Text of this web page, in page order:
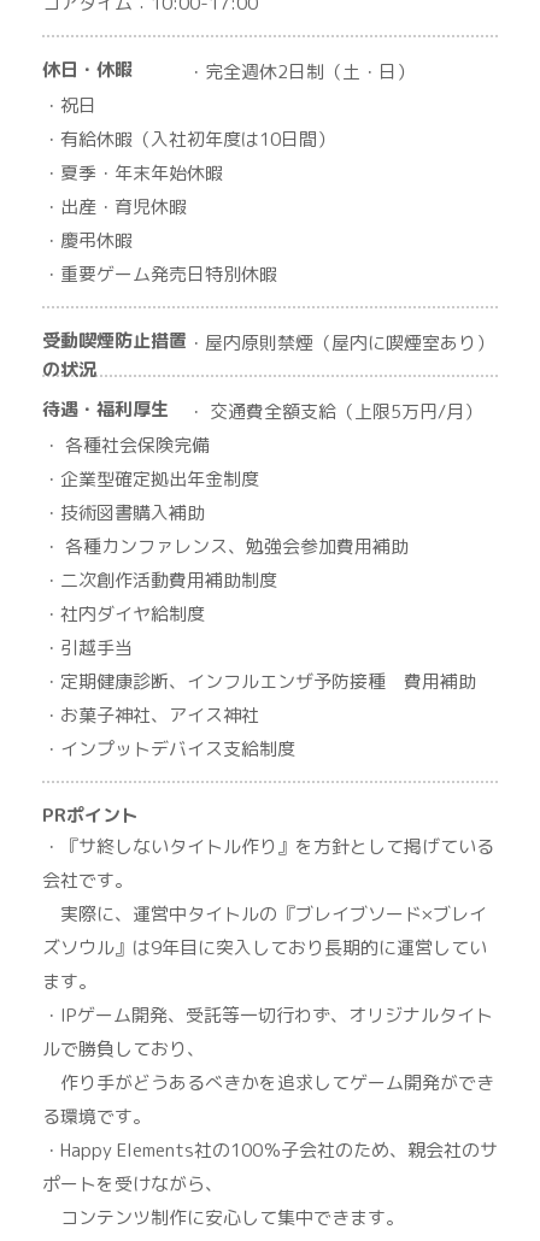
休日・休暇
・完全週休2日制（土・日）
・祝日
・有給休暇（入社初年度は10日間）
・夏季・年末年始休暇
・出産・育児休暇
・慶弔休暇
・重要ゲーム発売日特別休暇
受動喫煙防止措置
の状況
・屋内原則禁煙（屋内に喫煙室あり）
待遇・福利厚生
・ 交通費全額支給（上限5万円/月）
・ 各種社会保険完備
・企業型確定拠出年金制度
・技術図書購入補助
・ 各種カンファレンス、勉強会参加費用補助
・二次創作活動費用補助制度
・社内ダイヤ給制度
・引越手当
・定期健康診断、インフルエンザ予防接種 費用補助
・お菓子神社、アイス神社
・インプットデバイス支給制度
PRポイント
・『サ終しないタイトル作り』を方針として掲げている
会社です。
実際に、運営中タイトルの『ブレイブソード×ブレイ
ズソウル』は9年目に突入しており長期的に運営してい
ます。
・IPゲーム開発、受託等一切行わず、オリジナルタイト
ルで勝負しており、
作り手がどうあるべきかを追求してゲーム開発ができ
る環境です。
・Happy Elements社の100％子会社のため、親会社のサ
ポートを受けながら、
コンテンツ制作に安心して集中できます。